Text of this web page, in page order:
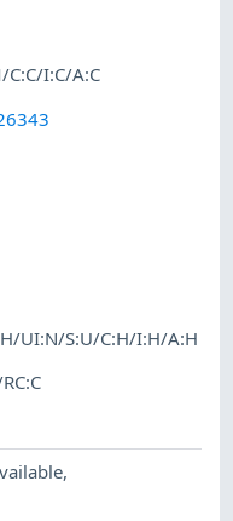
C:C/I:C/A:C
UI:N/S:U/C:H/I:H/A:H
,